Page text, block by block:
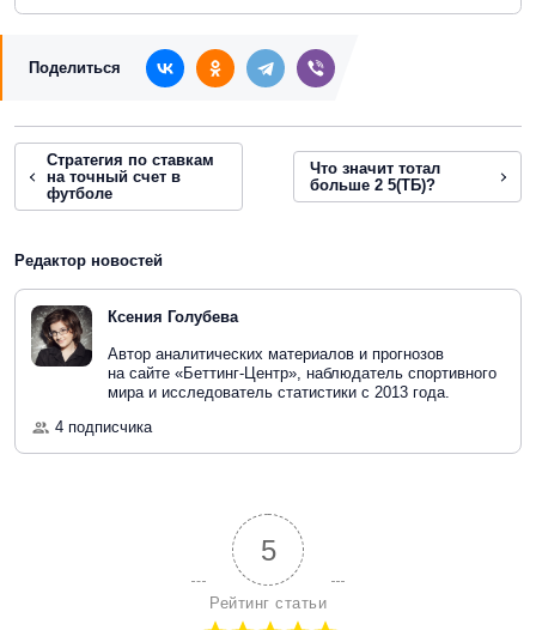
Поделиться
Стратегия по ставкам
на точный счет в
футболе
Что значит тотал
больше 2 5(ТБ)?
Редактор новостей
Ксения Голубева
Автор аналитических материалов и прогнозов
на сайте «Беттинг-Центр», наблюдатель спортивного
мира и исследователь статистики с 2013 года.
4 подписчика
5
Рейтинг статьи